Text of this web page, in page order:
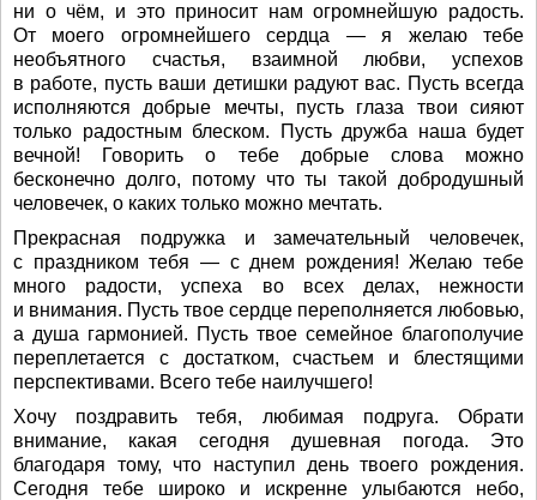
ни о чём, и это приносит нам огромнейшую радость.
От моего огромнейшего сердца — я желаю тебе
необъятного счастья, взаимной любви, успехов
в работе, пусть ваши детишки радуют вас. Пусть всегда
исполняются добрые мечты, пусть глаза твои сияют
только радостным блеском. Пусть дружба наша будет
вечной! Говорить о тебе добрые слова можно
бесконечно долго, потому что ты такой добродушный
человечек, о каких только можно мечтать.
Прекрасная подружка и замечательный человечек,
с праздником тебя — с днем рождения! Желаю тебе
много радости, успеха во всех делах, нежности
и внимания. Пусть твое сердце переполняется любовью,
а душа гармонией. Пусть твое семейное благополучие
переплетается с достатком, счастьем и блестящими
перспективами. Всего тебе наилучшего!
Хочу поздравить тебя, любимая подруга. Обрати
внимание, какая сегодня душевная погода. Это
благодаря тому, что наступил день твоего рождения.
Сегодня тебе широко и искренне улыбаются небо,